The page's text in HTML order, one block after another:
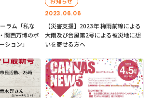
ラム「私な
関西万博のボ
ション」
2023.06.06
【災害支援】2023年 梅雨前線による
大雨及び台風第2号による被災地に想
いを寄せる方へ